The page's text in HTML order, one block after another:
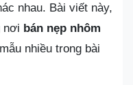
nhau. Bài viết này,
nơi bán nẹp nhôm
nhiều trong bài